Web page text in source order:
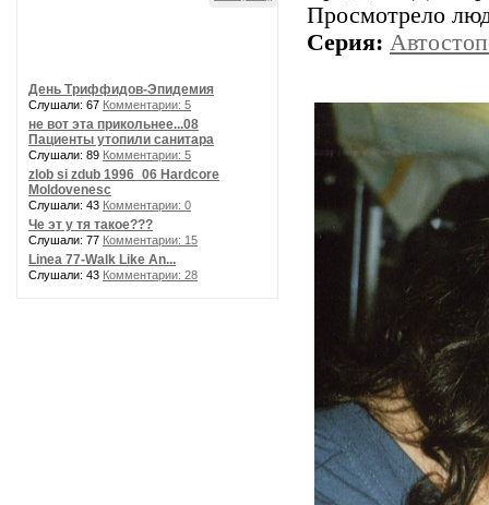
День Триффидов-Эпидемия
Слушали: 67 Комментарии: 5
не вот эта прикольнее...08
Пациенты утопили санитара
Слушали: 89 Комментарии: 5
zlob si zdub 1996_06 Hardcore
Moldovenesc
Слушали: 43 Комментарии: 0
Че эт у тя такое???
Слушали: 77 Комментарии: 15
Linea 77-Walk Like An...
Слушали: 43 Комментарии: 28
Просмотрело
Серия: